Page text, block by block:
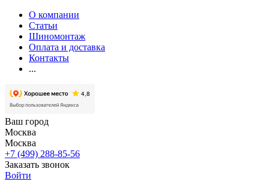
О компании
Статьи
Шиномонтаж
Оплата и доставка
Контакты
...
Ваш город
Москва
Москва
+7 (499) 288-85-56
Заказать звонок
Войти